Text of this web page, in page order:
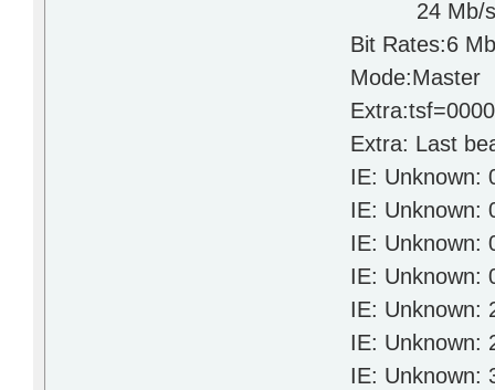
24 Mb/s; 36
Bit Rates:6 Mb/s; 9
Mode:Master
Extra: Last
IE: Unknown:
IE: Unknown:
IE: Unknown:
IE: Unknown:
IE: Unknown:
IE: Unknown:
IE: Unknown: